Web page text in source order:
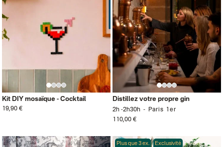
Kit DIY mosaïque - Cocktail
19,90 €
Distillez votre propre gin
2h -2h30h
Paris 1er
110,00 €
Plus que 3 ex. Exclusivité